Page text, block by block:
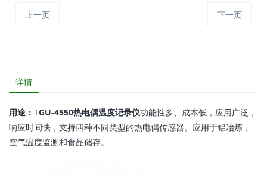
上一页 下一页
详情
用途： TGU-4550热电偶温度记录仪功能性多、成本低，应用广泛，
响应时间快，支持四种不同类型的热电偶传感器。应用于铝冶炼，
空气温度监测和食品储存。